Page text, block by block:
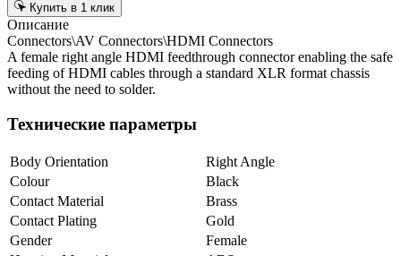
Купить в 1 клик
Описание
Connectors\AV Connectors\HDMI Connectors
A female right angle HDMI feedthrough connector enabling the safe
feeding of HDMI cables through a standard XLR format chassis
without the need to solder.
Технические параметры
Body Orientation
Right Angle
Colour
Black
Contact Material
Brass
Contact Plating
Gold
Gender
Female